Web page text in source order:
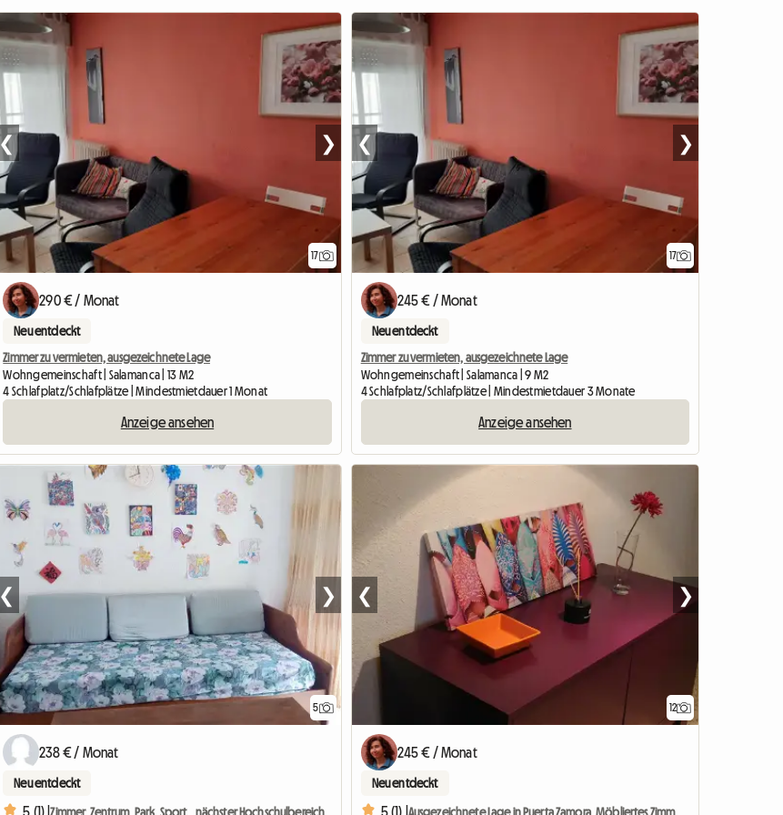
17
❮ ❯
290 € / Monat
Neu entdeckt
Zimmer zu vermieten, ausgezeichnete Lage
Wohngemeinschaft | Salamanca | 13 M2
4 Schlafplatz/Schlafplätze | Mindestmietdauer 1 Monat
Anzeige ansehen
17
❮ ❯
245 € / Monat
Neu entdeckt
Zimmer zu vermieten, ausgezeichnete Lage
Wohngemeinschaft | Salamanca | 9 M2
4 Schlafplatz/Schlafplätze | Mindestmietdauer 3 Monate
Anzeige ansehen
5
❮ ❯
238 € / Monat
Neu entdeckt
5 (1) |
12
❮ ❯
245 € / Monat
Neu entdeckt
5 (1) |